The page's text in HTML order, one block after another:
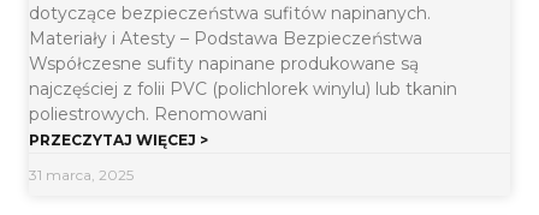
dotyczące bezpieczeństwa sufitów napinanych.
Materiały i Atesty – Podstawa Bezpieczeństwa
Współczesne sufity napinane produkowane są
najczęściej z folii PVC (polichlorek winylu) lub tkanin
poliestrowych. Renomowani
PRZECZYTAJ WIĘCEJ >
31 marca, 2025